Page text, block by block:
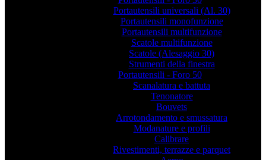
Portautensili universali (Al. 30)
Portautensili monofunzione
Portautensili multifunzione
Scatole multifunzione
Scatole (Alesaggio 30)
Strumenti della finestra
Portautensili - Foro 50
Scanalatura e battuta
Tenonatore
Bouvets
Arrotondamento e smussatura
Modanature e profili
Calibrare
Rivestimenti, terrazze e parquet